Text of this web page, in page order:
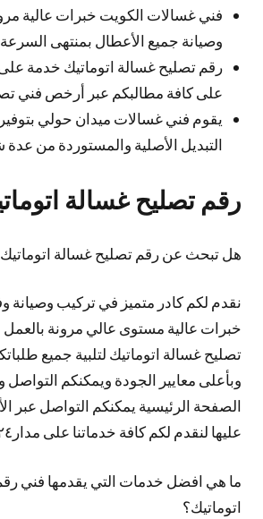
فني غسالات الكويت خبرات عالية
وصيانة جميع الأعطال بمنتهى السرعة
رقم تصليح غسالة اتوماتيك خدمة على
على كافة مطالبكم عبر أرخص فني
يقوم فني غسالات ميدان حولي
التبديل الأصلية والمستوردة من
رقم تصليح غسالة
هل تبحث عن رقم تصليح غسالة
نقدم لكم كادر متميز في تركيب وصيانة
خبرات عالية مستوى عالي مرونة
تصليح غسالة اتوماتيك لتلبية جميع
وبأعلى معايير الجودة ويمكنكم
الصفحة الرئيسية يمكنكم التواصل عبر
عليها لنقدم لكم كافة خدماتنا على مدار٢٤ ساعة
ما هي افضل خدمات التي يقدمها فني
اتوماتيك؟